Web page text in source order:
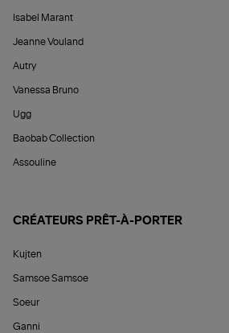
Isabel Marant
Jeanne Vouland
Autry
Vanessa Bruno
Ugg
Baobab Collection
Assouline
CRÉATEURS PRÊT-À-PORTER
Kujten
Samsoe Samsoe
Soeur
Ganni